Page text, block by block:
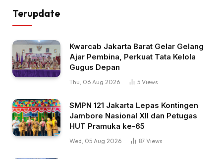
Terupdate
Kwarcab Jakarta Barat Gelar Gelang
Ajar Pembina, Perkuat Tata Kelola
Gugus Depan
Thu, 06 Aug 2026 5 Views
SMPN 121 Jakarta Lepas Kontingen
Jambore Nasional XII dan Petugas
HUT Pramuka ke-65
Wed, 05 Aug 2026 87 Views